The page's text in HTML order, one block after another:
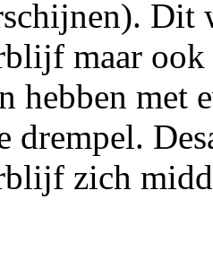
Dit
maar
hebben met
drempel.
zich